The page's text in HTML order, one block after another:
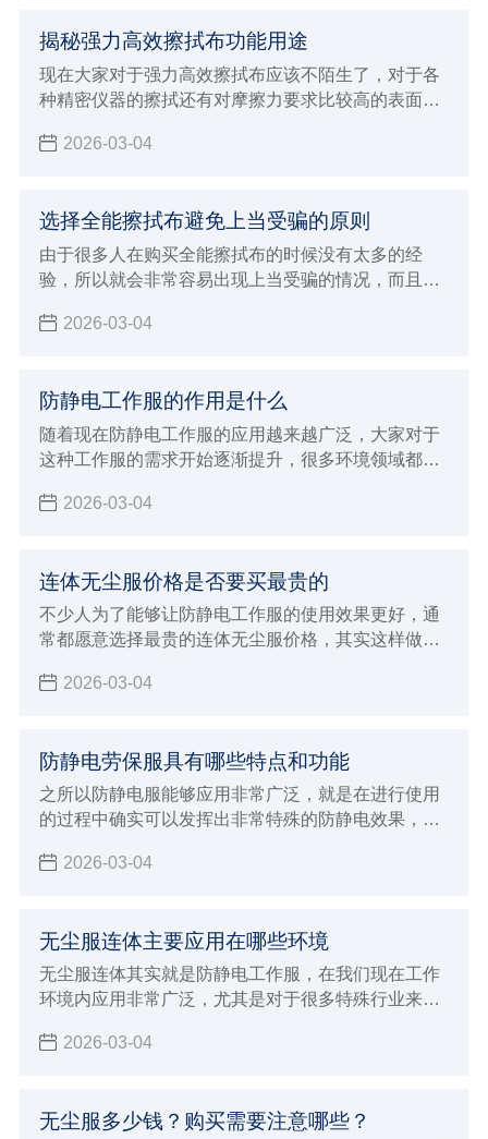
发展才会更有竞争优势，由于现在生产光学擦拭布的
厂家越来越多，建议大家必须要保证生产质量，才能
够让自己未来的发展得到促进。
揭秘强力高效擦拭布功能用途
现在大家对于强力高效擦拭布应该不陌生了，对于各
种精密仪器的擦拭还有对摩擦力要求比较高的表面擦
磨损和划痕，自然就可以让清洁的效果更加彻底
2026-03-04
选择全能擦拭布避免上当受骗的原则
由于很多人在购买全能擦拭布的时候没有太多的经
验，所以就会非常容易出现上当受骗的情况，而且现
牌也开始层出不穷，所以规格型号那边也开始更加多
介绍一下，进行购买全能擦拭布过程中如何避免上当
受骗？该注意哪些非常重要的原则和标准呢。
2026-03-04
防静电工作服的作用是什么
随着现在防静电工作服的应用越来越广泛，大家对于
这种工作服的需求开始逐渐提升，很多环境领域都需
防静电效果，例如生产加工食品以及药品的行业，还
2026-03-04
连体无尘服价格是否要买最贵的
不少人为了能够让防静电工作服的使用效果更好，通
常都愿意选择最贵的连体无尘服价格，其实这样做的
2026-03-04
防静电劳保服具有哪些特点和功能
之所以防静电服能够应用非常广泛，就是在进行使用
的过程中确实可以发挥出非常特殊的防静电效果，对
电劳保服确实也能够给大家带来更好的穿着效果，在
满足各种不同工业环境的生产加工要求，对于应对各
种特殊工作来说会有非常好的保障，在特殊的环境内
避免静电造成严重的影响。
2026-03-04
无尘服连体主要应用在哪些环境
无尘服连体其实就是防静电工作服，在我们现在工作
环境内应用非常广泛，尤其是对于很多特殊行业来说
出灰尘，而且能够达到很好的防静电效果，所以对于
2026-03-04
无尘服多少钱？购买需要注意哪些？